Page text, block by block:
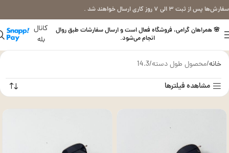
سفارش‌ها پس از ثبت ۳ الی ۷ روز کاری ارسال خواهند شد .
🌸 همراهان گرامی، فروشگاه فعال است و ارسال سفارشات طبق روال
انجام می‌شود.
کانال
بله
خانه محصول طول دسته 14.3
مشاهده فیلترها